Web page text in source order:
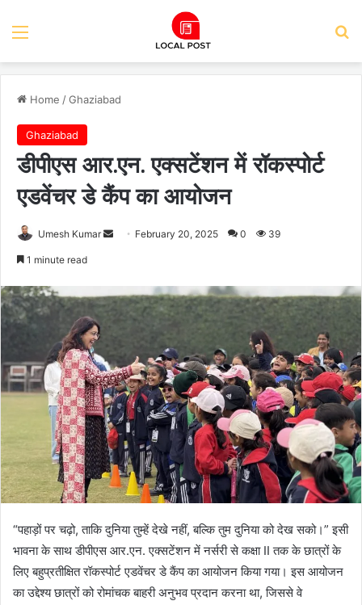
Menu
Home /Ghaziabad
Ghaziabad
डीपीएस आर.एन. एक्सटेंशन में रॉकस्पोर्ट
एडवेंचर डे कैंप का आयोजन
Umesh Kumar
Send February 20, 2025 0 39
1 minute read
“पहाड़ों पर चढ़ो, ताकि दुनिया तुम्हें देखे नहीं, बल्कि तुम दुनिया को देख सको।” इसी
भावना के साथ डीपीएस आर.एन. एक्सटेंशन में नर्सरी से कक्षा II तक के छात्रों के
लिए बहुप्रतीक्षित रॉकस्पोर्ट एडवेंचर डे कैंप का आयोजन किया गया। इस आयोजन
का उद्देश्य छात्रों को रोमांचक बाहरी अनुभव प्रदान करना था, जिससे वे